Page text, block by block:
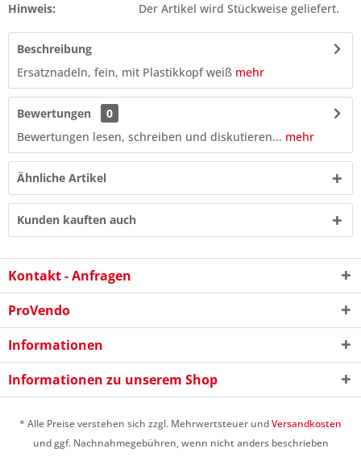
7 - 3 = ?
Hinweis:
Der Artikel wird Stückweise geliefert.
Beschreibung
Ersatznadeln, fein, mit Plastikkopf weiß mehr
Bewertungen
0
Bewertungen lesen, schreiben und diskutieren... mehr
Ähnliche Artikel
Kunden kauften auch
Kontakt - Anfragen
ProVendo
Informationen
Informationen zu unserem Shop
* Alle Preise verstehen sich zzgl. Mehrwertsteuer undVersandkosten
und ggf. Nachnahmegebühren, wenn nicht anders beschrieben